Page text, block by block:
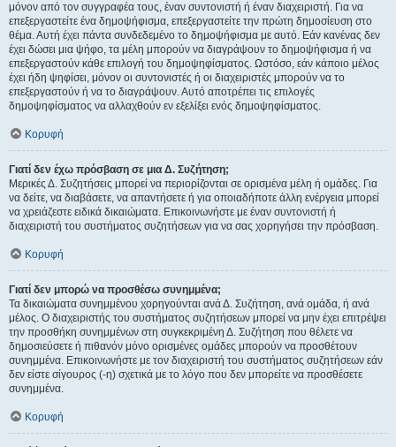
μόνον από τον συγγραφέα τους, έναν συντονιστή ή έναν διαχειριστή. Για να
επεξεργαστείτε ένα δημοψήφισμα, επεξεργαστείτε την πρώτη δημοσίευση στο
θέμα. Αυτή έχει πάντα συνδεδεμένο το δημοψήφισμα με αυτό. Εάν κανένας δεν
έχει δώσει μια ψήφο, τα μέλη μπορούν να διαγράψουν το δημοψήφισμα ή να
επεξεργαστούν κάθε επιλογή του δημοψηφίσματος. Ωστόσο, εάν κάποιο μέλος
έχει ήδη ψηφίσει, μόνον οι συντονιστές ή οι διαχειριστές μπορούν να το
επεξεργαστούν ή να το διαγράψουν. Αυτό αποτρέπει τις επιλογές
δημοψηφίσματος να αλλαχθούν εν εξελίξει ενός δημοψηφίσματος.
Κορυφή
Γιατί δεν έχω πρόσβαση σε μια Δ. Συζήτηση;
Μερικές Δ. Συζητήσεις μπορεί να περιορίζονται σε ορισμένα μέλη ή ομάδες. Για
να δείτε, να διαβάσετε, να απαντήσετε ή για οποιαδήποτε άλλη ενέργεια μπορεί
να χρειάζεστε ειδικά δικαιώματα. Επικοινωνήστε με έναν συντονιστή ή
διαχειριστή του συστήματος συζητήσεων για να σας χορηγήσει την πρόσβαση.
Κορυφή
Γιατί δεν μπορώ να προσθέσω συνημμένα;
Τα δικαιώματα συνημμένου χορηγούνται ανά Δ. Συζήτηση, ανά ομάδα, ή ανά
μέλος. Ο διαχειριστής του συστήματος συζητήσεων μπορεί να μην έχει επιτρέψει
την προσθήκη συνημμένων στη συγκεκριμένη Δ. Συζήτηση που θέλετε να
δημοσιεύσετε ή πιθανόν μόνο ορισμένες ομάδες μπορούν να προσθέτουν
συνημμένα. Επικοινωνήστε με τον διαχειριστή του συστήματος συζητήσεων εάν
δεν είστε σίγουρος (-η) σχετικά με το λόγο που δεν μπορείτε να προσθέσετε
συνημμένα.
Κορυφή